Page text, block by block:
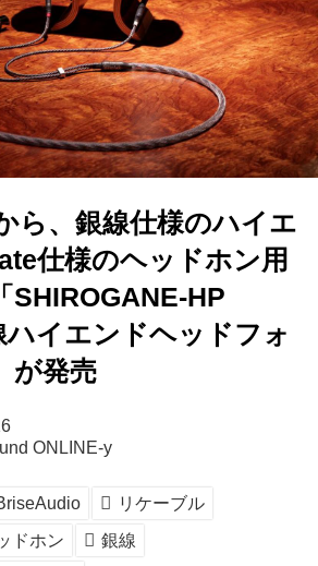
ら、銀線仕様のハイエ
仕様のヘッドホン用
SHIROGANE-HP
イエンドヘッドフォ
が発売
ONLINE-y
リケーブル
ドホン
銀線